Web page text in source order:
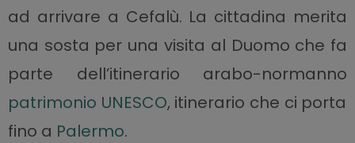
ad arrivare a Cefalù. La cittadina merita
una sosta per una visita al Duomo che fa
parte dell’itinerario arabo-normanno
patrimonio UNESCO, itinerario che ci porta
fino a Palermo.